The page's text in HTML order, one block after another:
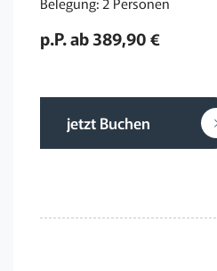
p.P. ab 389,90 €
jetzt Buchen